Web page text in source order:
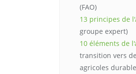
(FAO)
13 principes de
groupe expert)
10 éléments de
transition vers
agricoles